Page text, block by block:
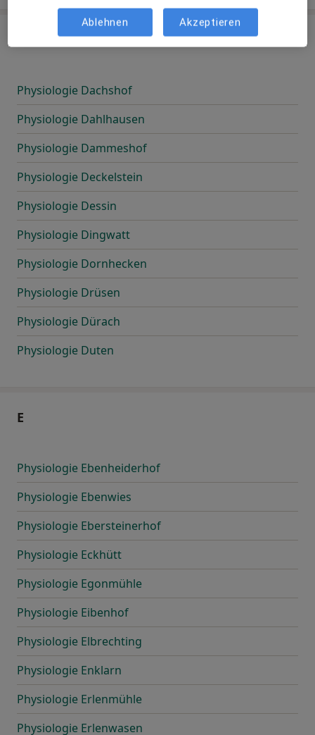
Physiologie Dachshof
Physiologie Dahlhausen
Physiologie Dammeshof
Physiologie Deckelstein
Physiologie Dessin
Physiologie Dingwatt
Physiologie Dornhecken
Physiologie Drüsen
Physiologie Dürach
Physiologie Duten
E
Physiologie Ebenheiderhof
Physiologie Ebenwies
Physiologie Ebersteinerhof
Physiologie Eckhütt
Physiologie Egonmühle
Physiologie Eibenhof
Physiologie Elbrechting
Physiologie Enklarn
Physiologie Erlenmühle
Physiologie Erlenwasen
Ablehnen Akzeptieren